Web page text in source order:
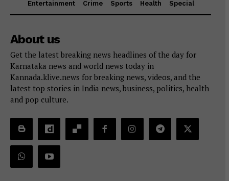
Entertainment
Crime Sports Health Special
About us
Get the latest breaking news headlines of the day for
Karnataka news and world news today in
Kannada.klive.news for breaking news, videos, and the
latest top stories in India news, business, politics, health
and pop culture.